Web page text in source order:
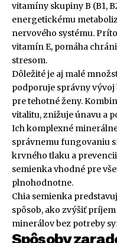
vitamíny skupiny B (B1,
energetickému
nervového systému.
vitamín E, pomáha
stresom.
Dôležité je aj malé
podporuje správny
pre tehotné ženy.
vitalitu, znižuje únavu a
Ich komplexné
správnemu fungovaniu
krvného tlaku a
semienka vhodné pre
plnohodnotne.
Chia semienka
spôsob, ako zvýšiť
minerálov bez potreby
Spôsoby